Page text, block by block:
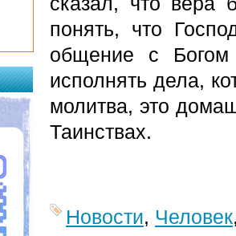
понять, что
общение с
исполнять дела,
молитва, это
Таинствах.
Новости, Человек